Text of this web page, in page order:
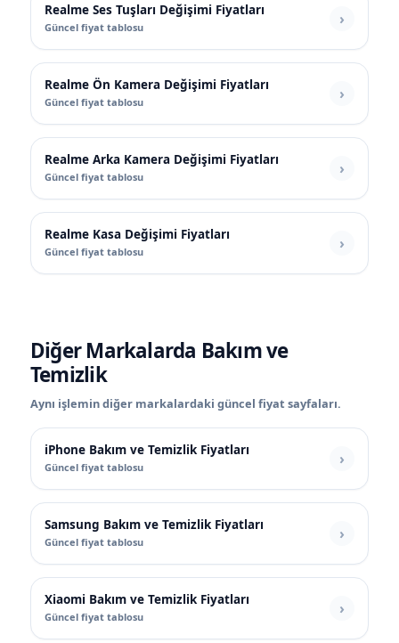
Realme Ses Tuşları Değişimi Fiyatları
Güncel fiyat tablosu
Realme Ön Kamera Değişimi Fiyatları
Güncel fiyat tablosu
Realme Arka Kamera Değişimi Fiyatları
Güncel fiyat tablosu
Realme Kasa Değişimi Fiyatları
Güncel fiyat tablosu
Diğer Markalarda Bakım ve
Temizlik
Aynı işlemin diğer markalardaki güncel fiyat sayfaları.
iPhone Bakım ve Temizlik Fiyatları
Güncel fiyat tablosu
Samsung Bakım ve Temizlik Fiyatları
Güncel fiyat tablosu
Xiaomi Bakım ve Temizlik Fiyatları
Güncel fiyat tablosu